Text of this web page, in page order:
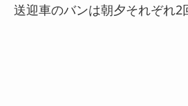
送迎車のバンは朝夕それぞれ2